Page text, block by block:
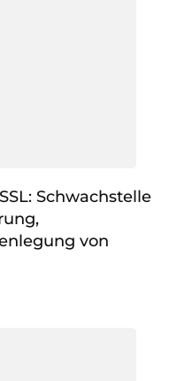
Schwachstelle
von